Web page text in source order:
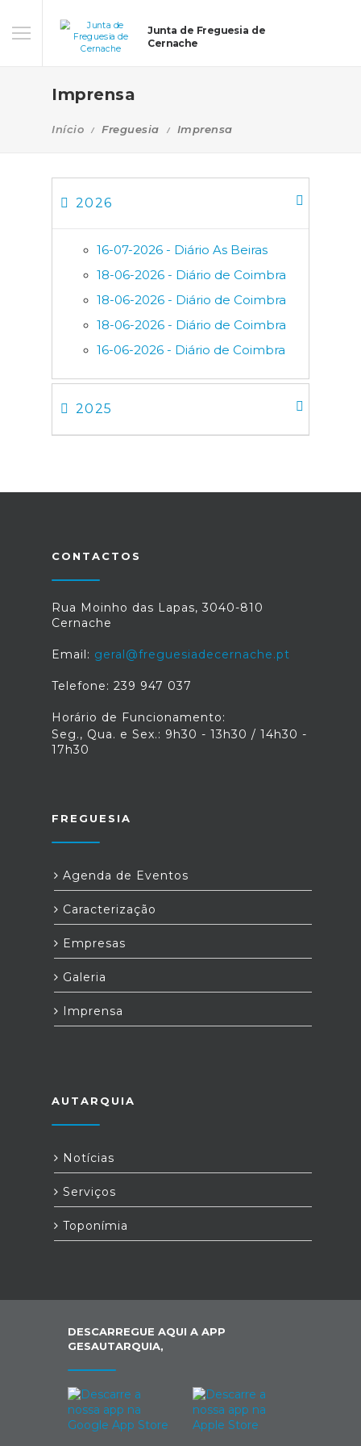
Junta de Freguesia de
Cernache
Imprensa
Início Freguesia Imprensa
2026
16-07-2026 - Diário As Beiras
18-06-2026 - Diário de Coimbra
18-06-2026 - Diário de Coimbra
18-06-2026 - Diário de Coimbra
16-06-2026 - Diário de Coimbra
2025
CONTACTOS
Rua Moinho das Lapas, 3040-810
Cernache
Email: geral@freguesiadecernache.pt
Telefone: 239 947 037
Horário de Funcionamento:
Seg., Qua. e Sex.: 9h30 - 13h30 / 14h30 -
17h30
FREGUESIA
Agenda de Eventos
Caracterização
Empresas
Galeria
Imprensa
AUTARQUIA
Notícias
Serviços
Toponímia
DESCARREGUE AQUI A APP
GESAUTARQUIA,